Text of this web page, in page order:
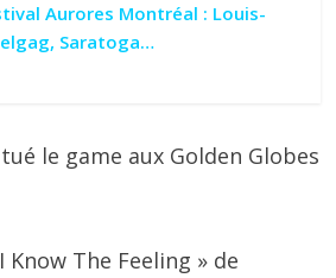
Aurores Montréal : Louis-
Saratoga…
le game aux Golden Globes
Know The Feeling » de